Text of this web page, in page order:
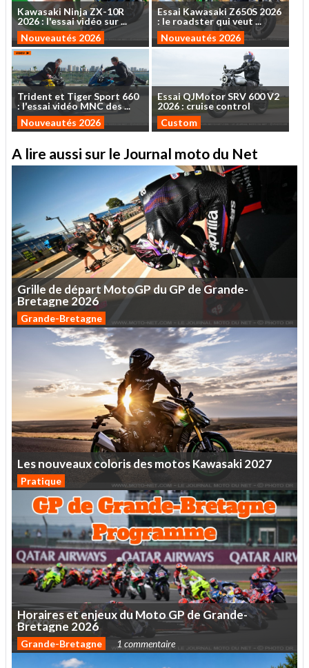
Kawasaki NinjaZX-10R
2026: l'essaividéo sur...
Nouveautés 2026
Essai KawasakiZ650S 2026
: le roadsterquiveut ...
Nouveautés 2026
Trident et TigerSport 660
: l'essaividéoMNCdes...
Nouveautés 2026
EssaiQJMotorSRV 600V2
2026 : cruise control
Custom
A lire aussi sur le Journal moto du Net
Grille de départ MotoGP duGPdeGrande-
Bretagne 2026
Grande-Bretagne
LesnouveauxcolorisdesmotosKawasaki2027
Pratique
HorairesetenjeuxduMotoGPdeGrande-
Bretagne 2026
Grande-Bretagne 1 commentaire